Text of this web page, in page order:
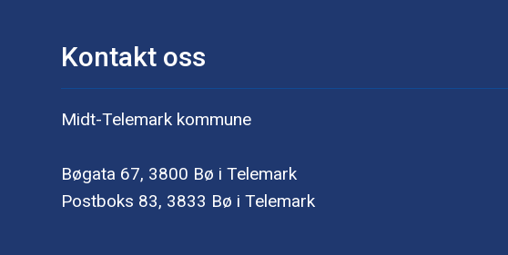
Kontakt oss
Midt-Telemark kommune
Bøgata 67, 3800 Bø i Telemark
Postboks 83, 3833 Bø i Telemark